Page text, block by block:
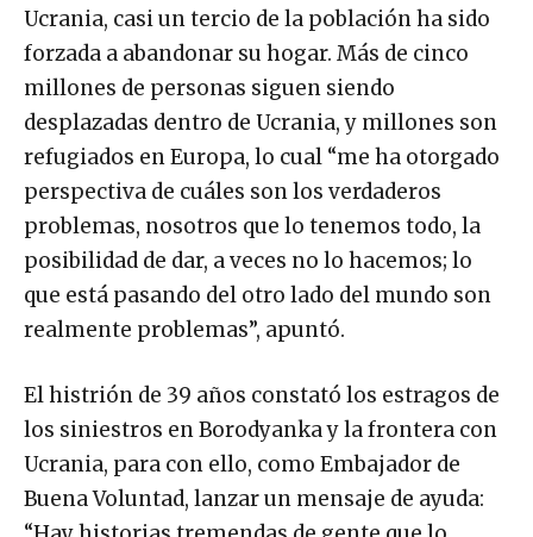
Ucrania, casi un tercio de la población ha sido
forzada a abandonar su hogar. Más de cinco
millones de personas siguen siendo
desplazadas dentro de Ucrania, y millones son
refugiados en Europa, lo cual “me ha otorgado
perspectiva de cuáles son los verdaderos
problemas, nosotros que lo tenemos todo, la
posibilidad de dar, a veces no lo hacemos; lo
que está pasando del otro lado del mundo son
realmente problemas”, apuntó.
El histrión de 39 años constató los estragos de
los siniestros en Borodyanka y la frontera con
Ucrania, para con ello, como Embajador de
Buena Voluntad, lanzar un mensaje de ayuda: